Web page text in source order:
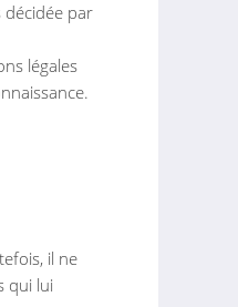
par
légales
il ne
qui lui